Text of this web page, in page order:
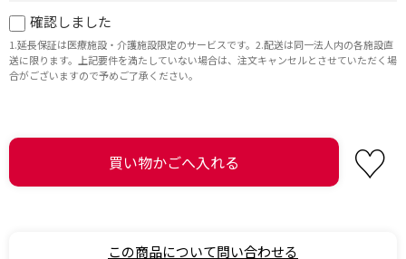
確認しました
1.延長保証は医療施設・介護施設限定のサービスです。2.配送は同一法人内の各施設直
送に限ります。上記要件を満たしていない場合は、注文キャンセルとさせていただく場
合がございますので予めご了承ください。
この商品について問い合わせる